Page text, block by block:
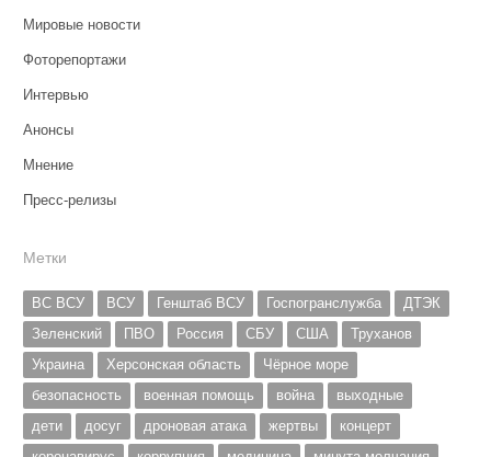
Мировые новости
Фоторепортажи
Интервью
Анонсы
Мнение
Пресс-релизы
Метки
ВС ВСУ ВСУ Генштаб ВСУ Госпогранслужба
ДТЭК
Зеленский
ПВО Россия СБУ США
Труханов
Украина
Херсонская область
Чёрное море
безопасность
военная помощь война
выходные
дети
досуг дроновая атака жертвы
концерт